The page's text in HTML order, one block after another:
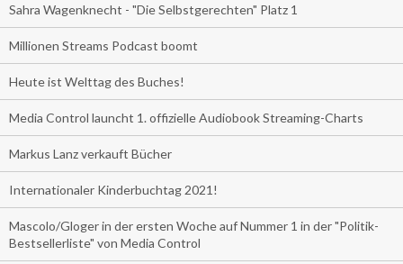
Sahra Wagenknecht - "Die Selbstgerechten" Platz 1
Millionen Streams Podcast boomt
Heute ist Welttag des Buches!
Media Control launcht 1. offizielle Audiobook Streaming-Charts
Markus Lanz verkauft Bücher
Internationaler Kinderbuchtag 2021!
Mascolo/Gloger in der ersten Woche auf Nummer 1 in der "Politik-
Bestsellerliste" von Media Control